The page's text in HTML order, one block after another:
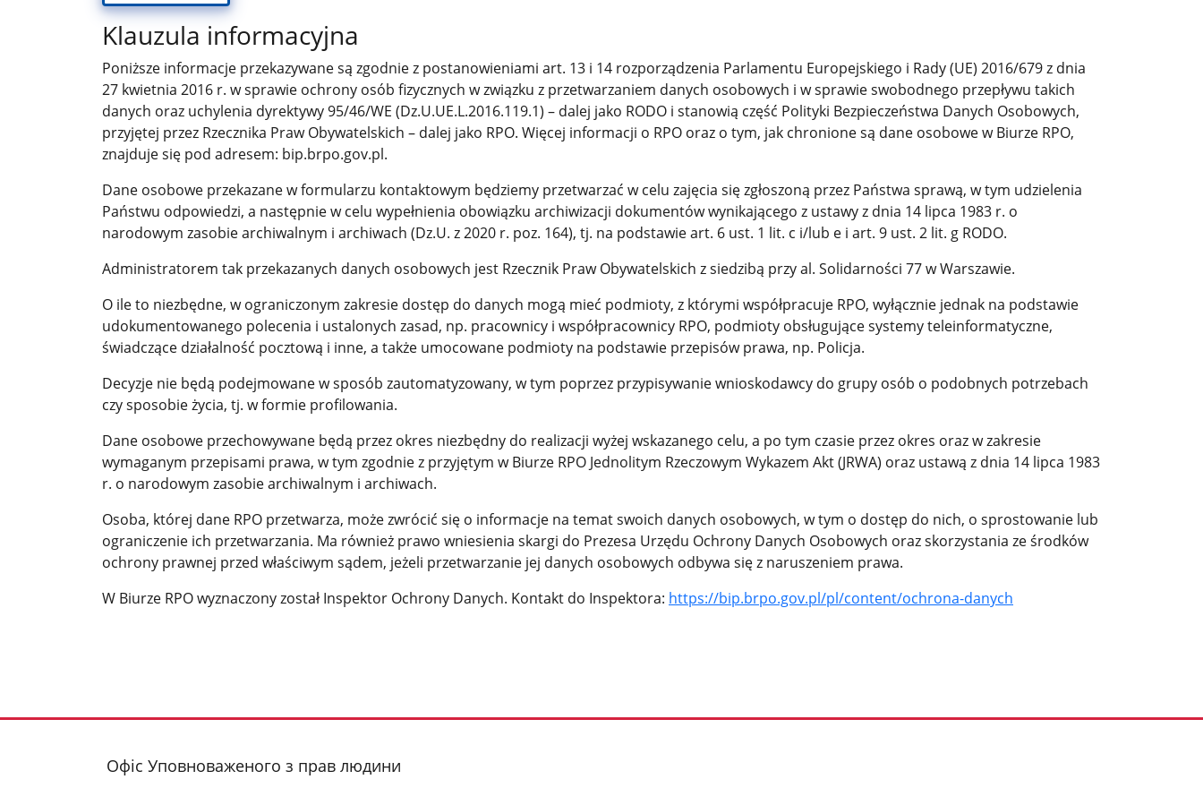
Klauzula informacyjna
Poniższe informacje przekazywane są zgodnie z postanowieniami art. 13 i 14 rozporządzenia Parlamentu Europejskiego i Rady (UE) 2016/679 z dnia
27 kwietnia 2016 r. w sprawie ochrony osób fizycznych w związku z przetwarzaniem danych osobowych i w sprawie swobodnego przepływu takich
danych oraz uchylenia dyrektywy 95/46/WE (Dz.U.UE.L.2016.119.1) – dalej jako RODO i stanowią część Polityki Bezpieczeństwa Danych Osobowych,
przyjętej przez Rzecznika Praw Obywatelskich – dalej jako RPO. Więcej informacji o RPO oraz o tym, jak chronione są dane osobowe w Biurze RPO,
znajduje się pod adresem: bip.brpo.gov.pl.
Dane osobowe przekazane w formularzu kontaktowym będziemy przetwarzać w celu zajęcia się zgłoszoną przez Państwa sprawą, w tym udzielenia
Państwu odpowiedzi, a następnie w celu wypełnienia obowiązku archiwizacji dokumentów wynikającego z ustawy z dnia 14 lipca 1983 r. o
narodowym zasobie archiwalnym i archiwach (Dz.U. z 2020 r. poz. 164), tj. na podstawie art. 6 ust. 1 lit. c i/lub e i art. 9 ust. 2 lit. g RODO.
Administratorem tak przekazanych danych osobowych jest Rzecznik Praw Obywatelskich z siedzibą przy al. Solidarności 77 w Warszawie.
O ile to niezbędne, w ograniczonym zakresie dostęp do danych mogą mieć podmioty, z którymi współpracuje RPO, wyłącznie jednak na podstawie
udokumentowanego polecenia i ustalonych zasad, np. pracownicy i współpracownicy RPO, podmioty obsługujące systemy teleinformatyczne,
świadczące działalność pocztową i inne, a także umocowane podmioty na podstawie przepisów prawa, np. Policja.
Decyzje nie będą podejmowane w sposób zautomatyzowany, w tym poprzez przypisywanie wnioskodawcy do grupy osób o podobnych potrzebach
czy sposobie życia, tj. w formie profilowania.
Dane osobowe przechowywane będą przez okres niezbędny do realizacji wyżej wskazanego celu, a po tym czasie przez okres oraz w zakresie
wymaganym przepisami prawa, w tym zgodnie z przyjętym w Biurze RPO Jednolitym Rzeczowym Wykazem Akt (JRWA) oraz ustawą z dnia 14 lipca 1983
r. o narodowym zasobie archiwalnym i archiwach.
Osoba, której dane RPO przetwarza, może zwrócić się o informacje na temat swoich danych osobowych, w tym o dostęp do nich, o sprostowanie lub
ograniczenie ich przetwarzania. Ma również prawo wniesienia skargi do Prezesa Urzędu Ochrony Danych Osobowych oraz skorzystania ze środków
ochrony prawnej przed właściwym sądem, jeżeli przetwarzanie jej danych osobowych odbywa się z naruszeniem prawa.
W Biurze RPO wyznaczony został Inspektor Ochrony Danych. Kontakt do Inspektora: https://bip.brpo.gov.pl/pl/content/ochrona-danych
Офіс Уповноваженого з прав людини